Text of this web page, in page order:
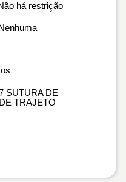
há restrição
SUTURA DE
TRAJETO